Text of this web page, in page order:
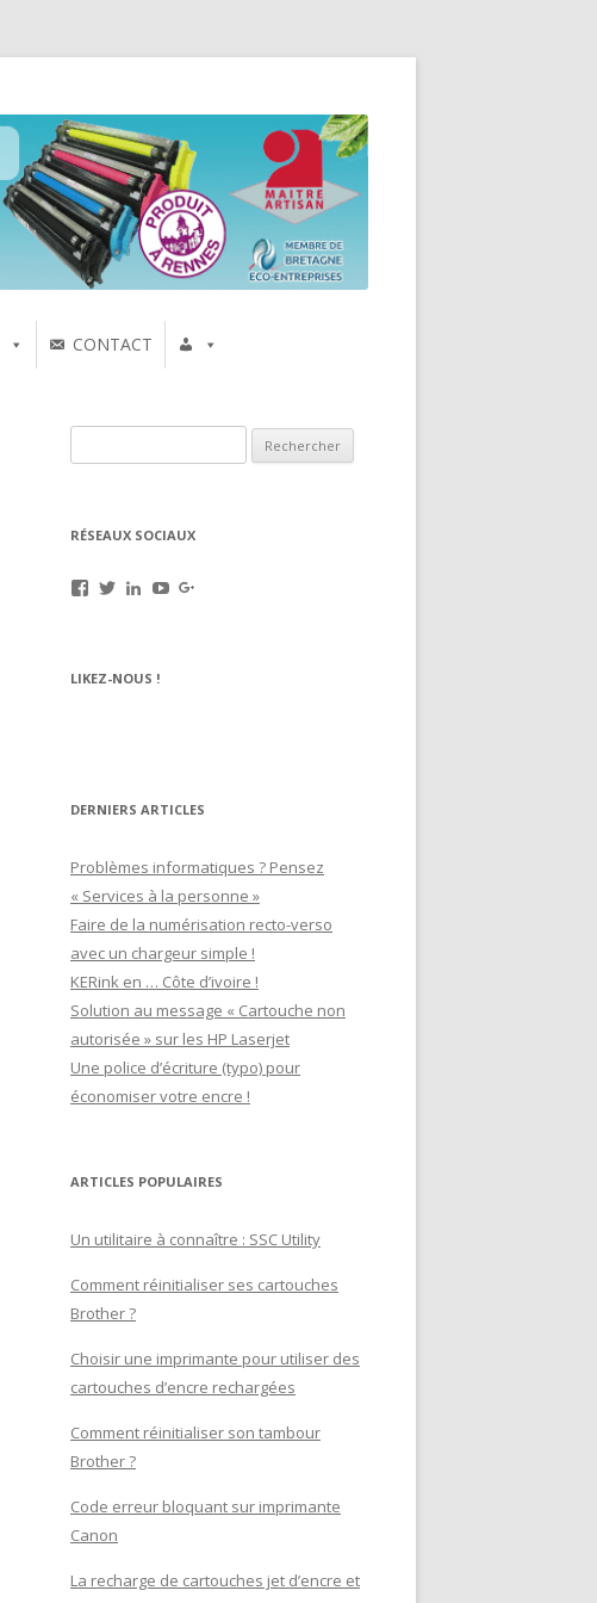
CONTACT
RÉSEAUX SOCIAUX
Voir
sur
Voir
sur
Voir
poirier-
Voir
LIKEZ-NOUS !
DERNIERS ARTICLES
Problèmes informatiques ? Pensez
« Services à la personne »
Faire de la numérisation recto-verso
avec un chargeur simple !
KERink en … Côte d’ivoire !
Solution au message « Cartouche non
autorisée » sur les HP Laserjet
Une police d’écriture (typo) pour
économiser votre encre !
ARTICLES POPULAIRES
Un utilitaire à connaître : SSC Utility
Comment réinitialiser ses cartouches
Brother ?
Choisir une imprimante pour utiliser des
cartouches d’encre rechargées
Comment réinitialiser son tambour
Brother ?
Code erreur bloquant sur imprimante
Canon
La recharge de cartouches jet d’encre et